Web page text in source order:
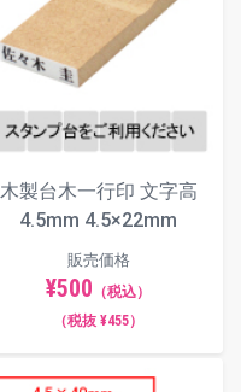
木製台木一行印 文字高
4.5mm 4.5×22mm
販売価格
¥500 （税込）
（税抜 ¥455）